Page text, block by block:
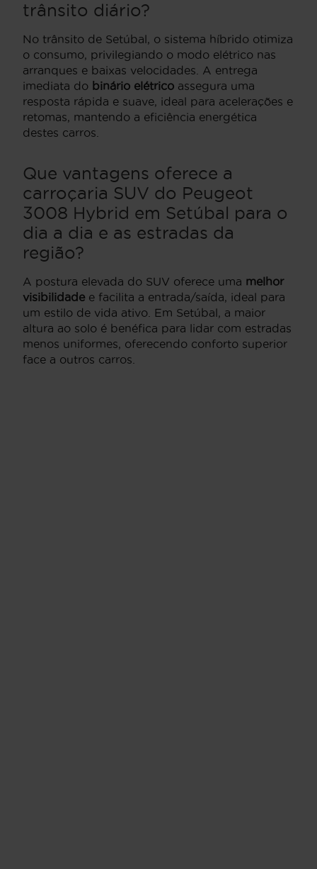
trânsito diário?
No trânsito de Setúbal, o sistema híbrido otimiza
o consumo, privilegiando o modo elétrico nas
arranques e baixas velocidades. A entrega
imediata do binário elétrico assegura uma
resposta rápida e suave, ideal para acelerações e
retomas, mantendo a eficiência energética
destes carros.
Que vantagens oferece a
carroçaria SUV do Peugeot
3008 Hybrid em Setúbal para o
dia a dia e as estradas da
região?
A postura elevada do SUV oferece uma melhor
visibilidade e facilita a entrada/saída, ideal para
um estilo de vida ativo. Em Setúbal, a maior
altura ao solo é benéfica para lidar com estradas
menos uniformes, oferecendo conforto superior
face a outros carros.